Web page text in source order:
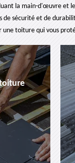
la main-d'œuvre et
sécurité et de
toiture qui vous